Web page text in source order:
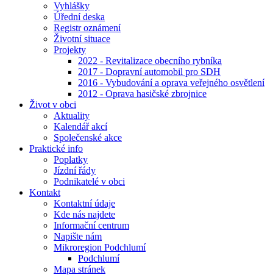
Vyhlášky
Úřední deska
Registr oznámení
Životní situace
Projekty
2022 - Revitalizace obecního rybníka
2017 - Dopravní automobil pro SDH
2016 - Vybudování a oprava veřejného osvětlení
2012 - Oprava hasičské zbrojnice
Život v obci
Aktuality
Kalendář akcí
Společenské akce
Praktické info
Poplatky
Jízdní řády
Podnikatelé v obci
Kontakt
Kontaktní údaje
Kde nás najdete
Informační centrum
Napište nám
Mikroregion Podchlumí
Podchlumí
Mapa stránek